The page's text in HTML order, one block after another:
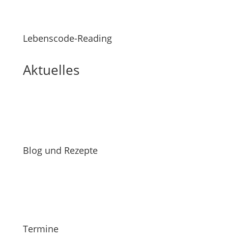
Lebenscode-Reading
Aktuelles
Blog und Rezepte
Termine